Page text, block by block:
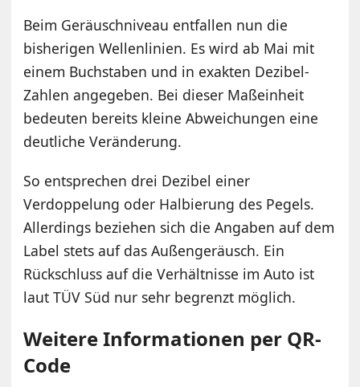
Beim Geräuschniveau entfallen nun die
bisherigen Wellenlinien. Es wird ab Mai mit
einem Buchstaben und in exakten Dezibel-
Zahlen angegeben. Bei dieser Maßeinheit
bedeuten bereits kleine Abweichungen eine
deutliche Veränderung.
So entsprechen drei Dezibel einer
Verdoppelung oder Halbierung des Pegels.
Allerdings beziehen sich die Angaben auf dem
Label stets auf das Außengeräusch. Ein
Rückschluss auf die Verhältnisse im Auto ist
laut TÜV Süd nur sehr begrenzt möglich.
Weitere Informationen per QR-
Code